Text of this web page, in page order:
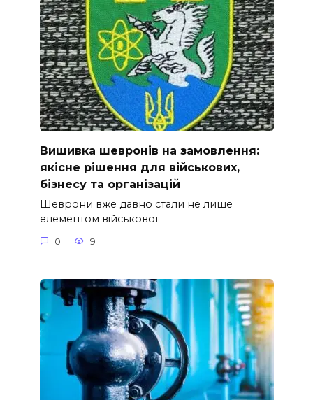
Вишивка шевронів на замовлення:
якісне рішення для військових,
бізнесу та організацій
Шеврони вже давно стали не лише
елементом військової
0 9